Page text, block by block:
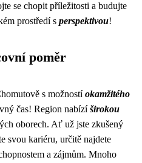
se chopit příležitosti a budujte
prostředí s perspektivou!
poměr
s možnostíokamžitého
čas! Region nabízíširokou
oborech. Ať už jste zkušený
svou kariéru, určitě najdete
a zájmům. Mnoho